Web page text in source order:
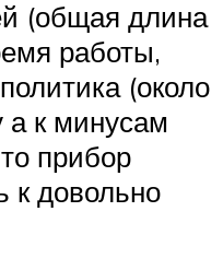
(общая длина
работы,
(около
а к минусам
прибор
к довольно